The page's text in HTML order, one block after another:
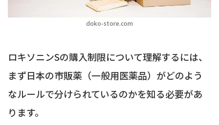
doko-store.com
ロキソニンSの購入制限について理解するには、
まず日本の市販薬（一般用医薬品）がどのよう
なルールで分けられているのかを知る必要があ
ります。